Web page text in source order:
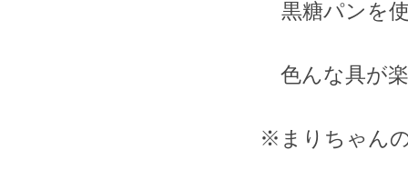
黒糖パンを
色んな具が
※まりちゃん